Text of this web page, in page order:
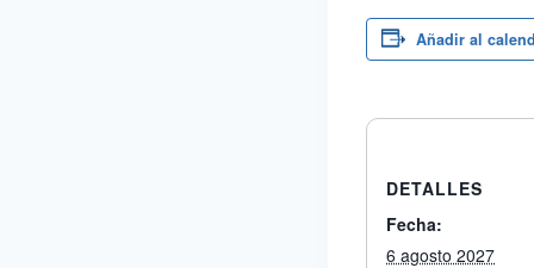
Añadir al
DETALLES
Fecha:
6 agosto 2027